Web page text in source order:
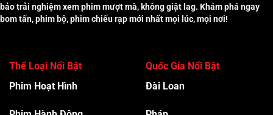
bảo trải nghiệm xem phim mượt mà, không giật lag. Khám phá ngay
bom tấn, phim bộ, phim chiếu rạp mới nhất mọi lúc, mọi nơi!
Thể Loại Nổi Bật
Phim Hoạt Hình
Quốc Gia Nổi Bật
Đài Loan